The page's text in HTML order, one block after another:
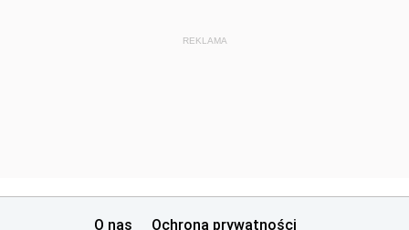
REKLAMA
O nas Ochrona prywatności